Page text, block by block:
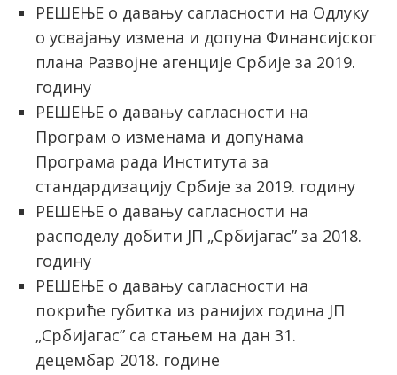
РЕШЕЊЕ о давању сагласности на Одлуку
о усвајању измена и допуна Финансијског
плана Развојне агенције Србије за 2019.
годину
РЕШЕЊЕ о давању сагласности на
Програм о изменама и допунама
Програма рада Института за
стандардизацију Србије за 2019. годину
РЕШЕЊЕ о давању сагласности на
расподелу добити ЈП „Србијагас” за 2018.
годину
РЕШЕЊЕ о давању сагласности на
покриће губитка из ранијих година ЈП
„Србијагас” са стањем на дан 31.
децембар 2018. године